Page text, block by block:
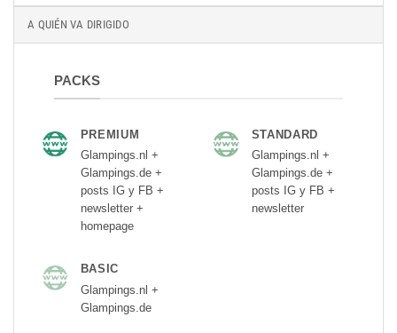
A QUIÉN VA DIRIGIDO
PACKS
PREMIUM
Glampings.nl +
Glampings.de +
posts IG y FB +
newsletter +
homepage
STANDARD
Glampings.nl +
Glampings.de +
posts IG y FB +
newsletter
BASIC
Glampings.nl +
Glampings.de